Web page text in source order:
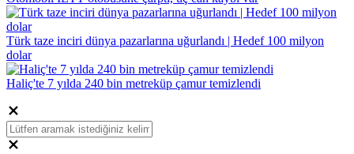
Türk taze inciri dünya pazarlarına uğurlandı | Hedef 100 milyon
dolar
Haliç'te 7 yılda 240 bin metreküp çamur temizlendi